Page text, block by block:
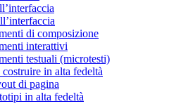
di composizione
interattivi
testuali (microtesti)
in alta fedeltà
di pagina
in alta fedeltà